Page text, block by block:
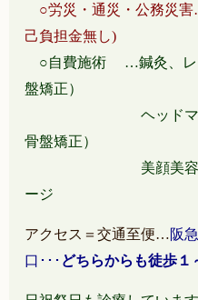
○労災・通災・公務災
己負担金無し)
○自費施術 …鍼灸、レ
盤矯正）
ヘッドマッサー
骨盤矯正）
美顔美容鍼、経
ージ
アクセス＝交通至便…阪
口･･･ どちらからも徒歩１